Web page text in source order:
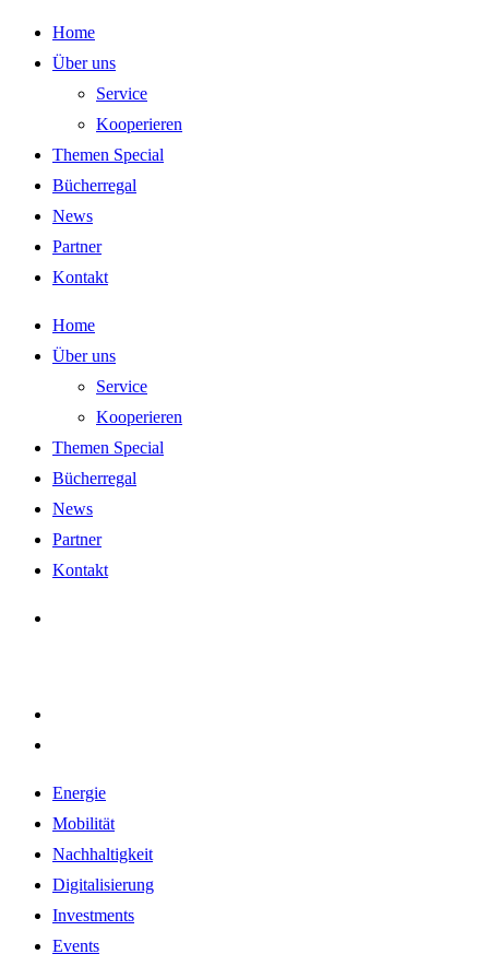
Zum
Inhalt
Home
Über uns
Service
Kooperieren
Themen Special
Bücherregal
News
Partner
Kontakt
Home
Über uns
Service
Kooperieren
Themen Special
Bücherregal
News
Partner
Kontakt
Energie
Mobilität
Nachhaltigkeit
Digitalisierung
Investments
Events